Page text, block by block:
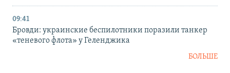
09:41
Бровди: украинские беспилотники поразили танкер
«теневого флота» у Геленджика
БОЛЬШЕ